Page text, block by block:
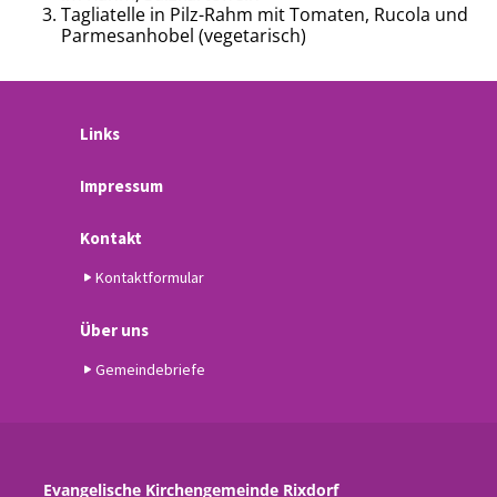
Tagliatelle in Pilz-Rahm mit Tomaten, Rucola und
Parmesanhobel (vegetarisch)
Links
Impressum
Kontakt
Kontaktformular
Über uns
Gemeindebriefe
Evangelische Kirchengemeinde Rixdorf